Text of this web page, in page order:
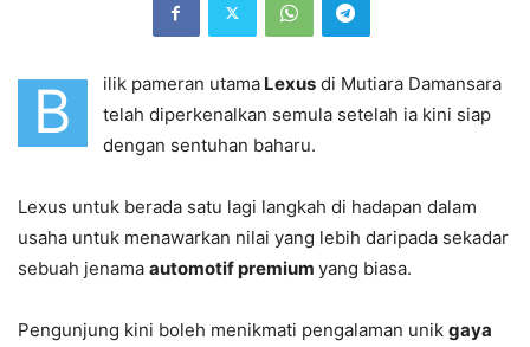
B ilik pameran utama Lexus di Mutiara Damansara
telah diperkenalkan semula setelah ia kini siap
dengan sentuhan baharu.
Lexus untuk berada satu lagi langkah di hadapan dalam
usaha untuk menawarkan nilai yang lebih daripada sekadar
sebuah jenama automotif premium yang biasa.
Pengunjung kini boleh menikmati pengalaman unik gaya